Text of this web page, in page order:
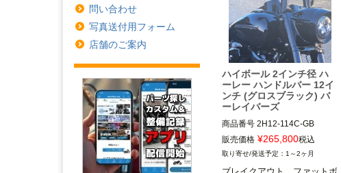
問い合わせ
写真送付用フォーム
店舗のご案内
ハイボール 2インチ径 ハ
ーレー ハンドルバー 12イ
ンチ (グロスブラック) バ
ーレイバーズ
商品番号 2H12-114C-GB
販売価格 ¥265,800税込
1～2ヶ月